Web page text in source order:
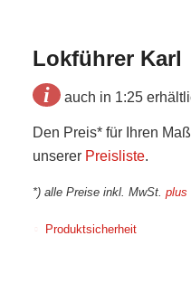
Lokführer Karl
iauch in 1:25
Den Preis* für Ihren
unserer Preisliste.
*) alle Preise inkl. MwSt. plus
Produktsicherheit